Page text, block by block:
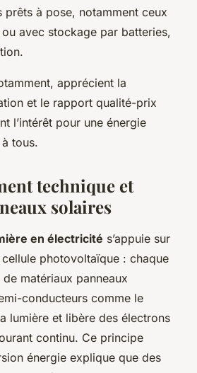
prêts à pose, notamment ceux
avec stockage par batteries,
apprécient la
et le rapport qualité-prix
l’intérêt pour une énergie
tous.
technique et
solaires
en électricité s’appuie sur
photovoltaïque : chaque
matériaux panneaux
conducteurs comme le
lumière et libère des électrons
continu. Ce principe
énergie explique que des